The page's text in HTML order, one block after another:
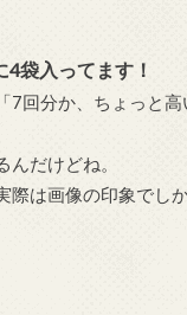
4袋入ってます！
7回分か、ちょっと
んだけどね。
際は画像の印象でし